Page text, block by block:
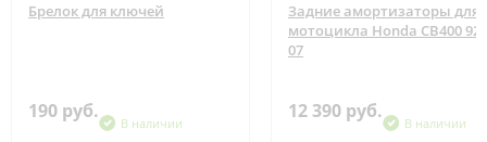
Брелок для ключей
190 руб.
В наличии
Задние амортизаторы для
мотоцикла Honda CB400 92-
07
12 390 руб.
В наличии